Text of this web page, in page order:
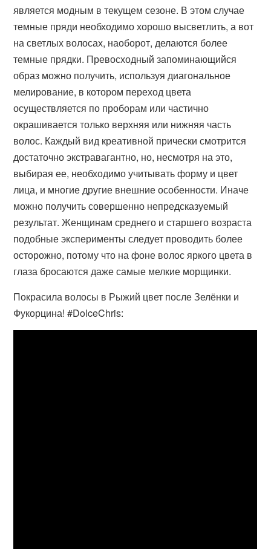
является модным в текущем сезоне. В этом случае
темные пряди необходимо хорошо высветлить, а вот
на светлых волосах, наоборот, делаются более
темные прядки. Превосходный запоминающийся
образ можно получить, используя диагональное
мелирование, в котором переход цвета
осуществляется по проборам или частично
окрашивается только верхняя или нижняя часть
волос. Каждый вид креативной прически смотрится
достаточно экстравагантно, но, несмотря на это,
выбирая ее, необходимо учитывать форму и цвет
лица, и многие другие внешние особенности. Иначе
можно получить совершенно непредсказуемый
результат. Женщинам среднего и старшего возраста
подобные эксперименты следует проводить более
осторожно, потому что на фоне волос яркого цвета в
глаза бросаются даже самые мелкие морщинки.
Покрасила волосы в Рыжий цвет после Зелёнки и
Фукорцина! #DolceChris: